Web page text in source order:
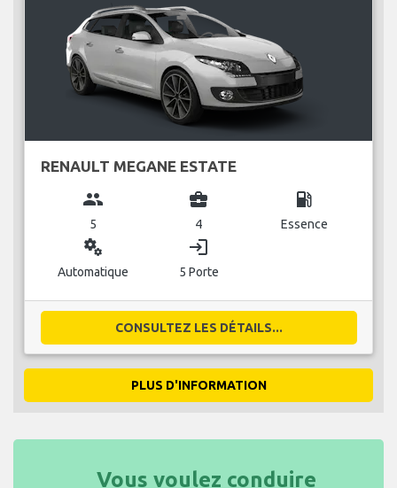
RENAULT MEGANE ESTATE
group
5
business_center
4
local_gas_station
Essence
miscellaneous_services
Automatique
login
5 Porte
CONSULTEZ LES DÉTAILS...
PLUS D'INFORMATION
Vous voulez conduire